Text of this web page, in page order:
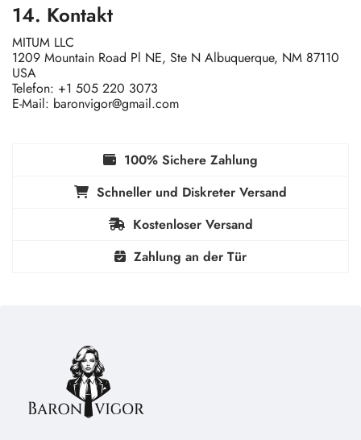
14. Kontakt
MITUM LLC
1209 Mountain Road Pl NE, Ste N Albuquerque, NM 87110
USA
Telefon: +1 505 220 3073
E-Mail: baronvigor@gmail.com
100% Sichere Zahlung
Schneller und Diskreter Versand
Kostenloser Versand
Zahlung an der Tür